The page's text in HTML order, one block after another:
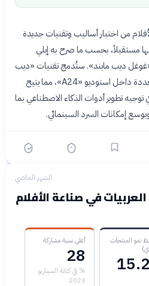
من اختبار أساليب وتقنيات جديدة
مستقبلاً، بحسب ما صرح به إيلي
«غوغل ديب مايند». ستُدمج تقنيات «ديب
مايند» مباشرة في مراحل إنتاج متعددة داخل استوديو «A24»، مما يتيح
تطوير أدوات الذكاء الاصطناعي بما
إمكانات السرد السينمائي.
الشهر الماضي
في صناعة الأفلام
نمو المنتجات
أعلى نسبة مشاركة
28
% في كتابة السيناريو
2023